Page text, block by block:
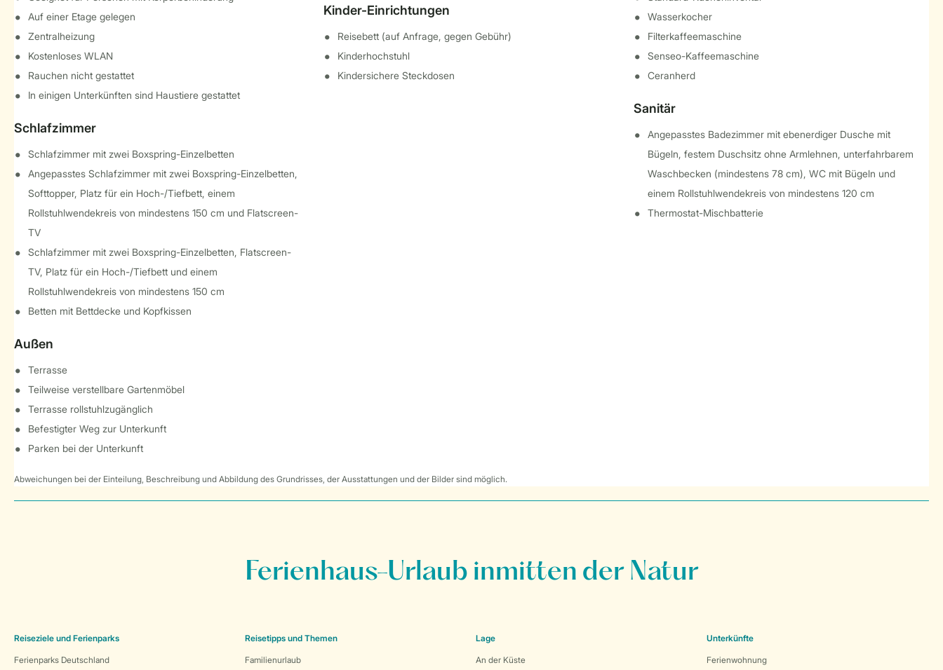
Auf einer Etage gelegen
Zentralheizung
Kostenloses WLAN
Rauchen nicht gestattet
In einigen Unterkünften sind Haustiere gestattet
Schlafzimmer
Schlafzimmer mit zwei Boxspring-Einzelbetten
Angepasstes Schlafzimmer mit zwei Boxspring-Einzelbetten,
Softtopper, Platz für ein Hoch-/Tiefbett, einem
Rollstuhlwendekreis von mindestens 150 cm und Flatscreen-
TV
Schlafzimmer mit zwei Boxspring-Einzelbetten, Flatscreen-
TV, Platz für ein Hoch-/Tiefbett und einem
Rollstuhlwendekreis von mindestens 150 cm
Betten mit Bettdecke und Kopfkissen
Außen
Terrasse
Teilweise verstellbare Gartenmöbel
Terrasse rollstuhlzugänglich
Befestigter Weg zur Unterkunft
Parken bei der Unterkunft
Kinder-Einrichtungen
Reisebett (auf Anfrage, gegen Gebühr)
Kinderhochstuhl
Kindersichere Steckdosen
Wasserkocher
Filterkaffeemaschine
Senseo-Kaffeemaschine
Ceranherd
Sanitär
Angepasstes Badezimmer mit ebenerdiger Dusche mit
Bügeln, festem Duschsitz ohne Armlehnen, unterfahrbarem
Waschbecken (mindestens 78 cm), WC mit Bügeln und
einem Rollstuhlwendekreis von mindestens 120 cm
Thermostat-Mischbatterie
Abweichungen bei der Einteilung, Beschreibung und Abbildung des Grundrisses, der Ausstattungen und der Bilder sind möglich.
Ferienhaus-Urlaub inmitten der Natur
Reiseziele und Ferienparks
Ferienparks Deutschland
Reisetipps und Themen
Familienurlaub
Lage
An der Küste
Unterkünfte
Ferienwohnung